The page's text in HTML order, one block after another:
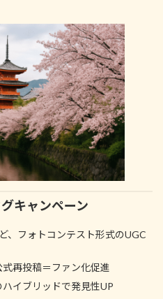
キャンペーン
、フォトコンテスト形式のUGC
再投稿＝ファン化促進
イブリッドで発見性UP